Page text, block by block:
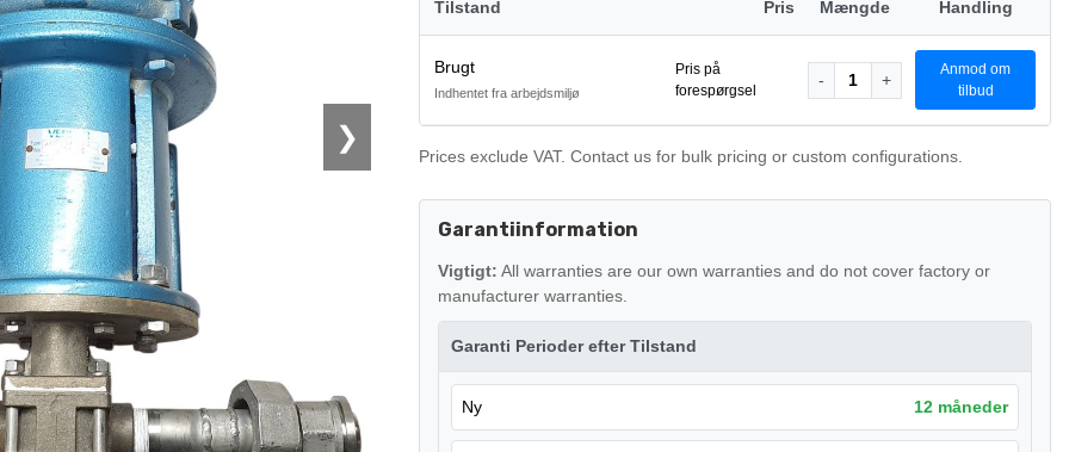
❯
Tilstand Pris Mængde Handling
Brugt
Indhentet fra arbejdsmiljø
Pris på
forespørgsel
- 1 +
Anmod om
tilbud
Prices exclude VAT. Contact us for bulk pricing or custom configurations.
Garantiinformation
Vigtigt: All warranties are our own warranties and do not cover factory or
manufacturer warranties.
Garanti Perioder efter Tilstand
Ny 12 måneder